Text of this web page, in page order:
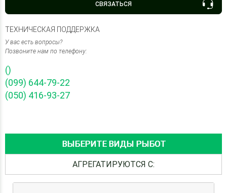
СВЯЗАТЬСЯ
ТЕХНИЧЕСКАЯ ПОДДЕРЖКА
У вас есть вопросы?
Позвоните нам по телефону:
()
(099) 644-79-22
(050) 416-93-27
ВЫБЕРИТЕ ВИДЫ РЫБОТ
АГРЕГАТИРУЮТСЯ С: